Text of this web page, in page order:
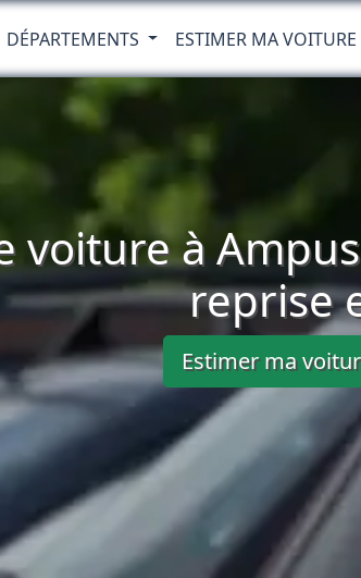
DÉPARTEMENTS ESTIMER MA VOITURE
voiture à
reprise
Estimer ma